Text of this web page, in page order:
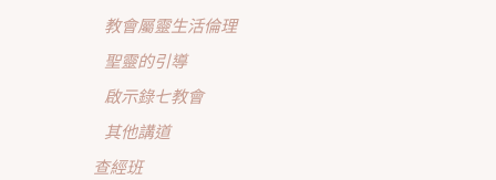
教會屬靈生活倫理
聖靈的引導
啟示錄七教會
其他講道
查經班